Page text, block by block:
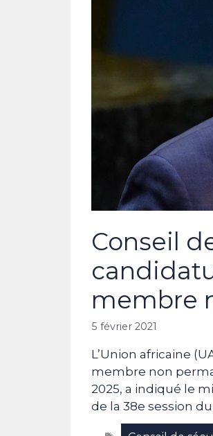
Conseil
membre
5 février 2021
L’Union africaine
membre non
2025, a indiqué le
de la 38e session